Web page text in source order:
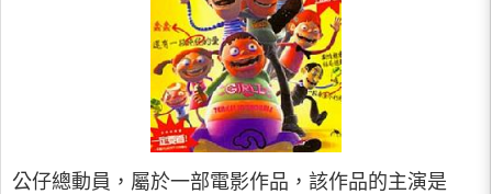
公仔總動員，屬於一部電影作品，該作品的主演是